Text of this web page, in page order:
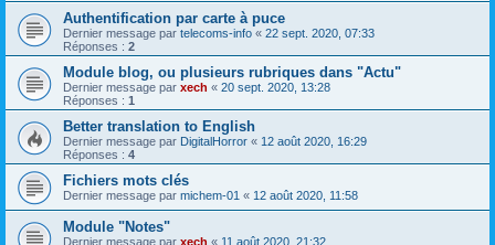
Authentification par carte à puce
Dernier message par telecoms-info « 22 sept. 2020, 07:33
Réponses : 2
Module blog, ou plusieurs rubriques dans "Actu"
Dernier message par xech « 20 sept. 2020, 13:28
Réponses : 1
Better translation to English
Dernier message par DigitalHorror « 12 août 2020, 16:29
Réponses : 4
Fichiers mots clés
Dernier message par michem-01 « 12 août 2020, 11:58
Module "Notes"
Dernier message par xech « 11 août 2020, 21:32